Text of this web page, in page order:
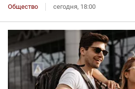
Общество сегодня, 18:00